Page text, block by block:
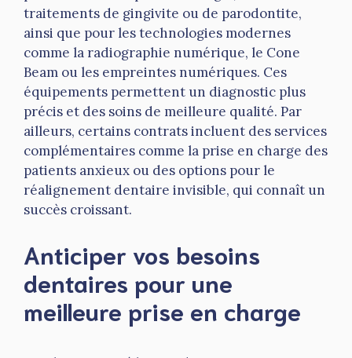
traitements de gingivite ou de parodontite,
ainsi que pour les technologies modernes
comme la radiographie numérique, le Cone
Beam ou les empreintes numériques. Ces
équipements permettent un diagnostic plus
précis et des soins de meilleure qualité. Par
ailleurs, certains contrats incluent des services
complémentaires comme la prise en charge des
patients anxieux ou des options pour le
réalignement dentaire invisible, qui connaît un
succès croissant.
Anticiper vos besoins
dentaires pour une
meilleure prise en charge